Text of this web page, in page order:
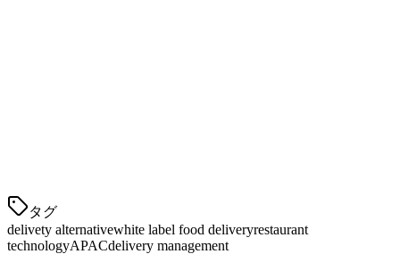
タグ
delivety alternativewhite label food deliveryrestaurant
technologyAPACdelivery management